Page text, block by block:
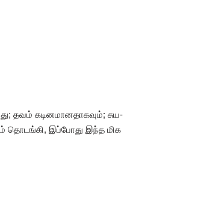
தவம் கடினமானதாகவும்; சுய-
தொடங்கி, இப்போது இந்த மிக